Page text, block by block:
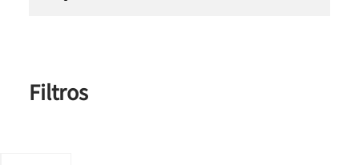
Filtros